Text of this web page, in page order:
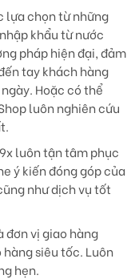
lựa chọn từ những
khẩu từ nước
pháp hiện đại, đảm
tay khách hàng
Hoặc có thể
luôn nghiên cứu
luôn tận tâm phục
ý kiến đóng góp của
như dịch vụ tốt
đơn vị giao hàng
siêu tốc. Luôn
hẹn.